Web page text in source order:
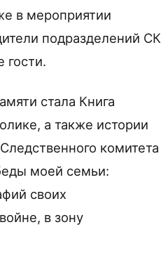
в мероприятии
подразделений СК
гости.
стала Книга
а также истории
комитета
моей семьи:
своих
в зону